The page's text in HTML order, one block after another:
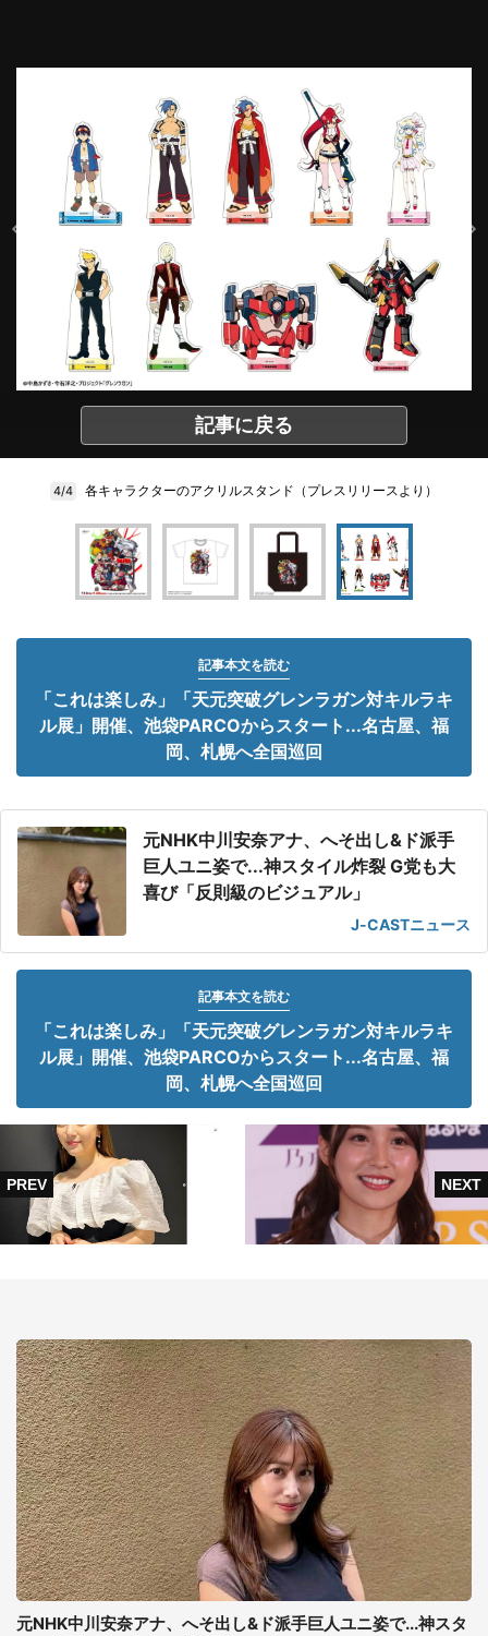
記事に戻る
4/4 各キャラクターのアクリルスタンド（プレスリリースより）
記事本文を読む
「これは楽しみ」「天元突破グレンラガン対キルラキ
ル展」開催、池袋PARCOからスタート...名古屋、福
岡、札幌へ全国巡回
元NHK中川安奈アナ、へそ出し&ド派手
巨人ユニ姿で...神スタイル炸裂 G党も大
喜び「反則級のビジュアル」
J-CASTニュース
記事本文を読む
「これは楽しみ」「天元突破グレンラガン対キルラキ
ル展」開催、池袋PARCOからスタート...名古屋、福
岡、札幌へ全国巡回
元NHK中川安奈アナ、へそ出し&ド派手巨人ユニ姿で...神スタ